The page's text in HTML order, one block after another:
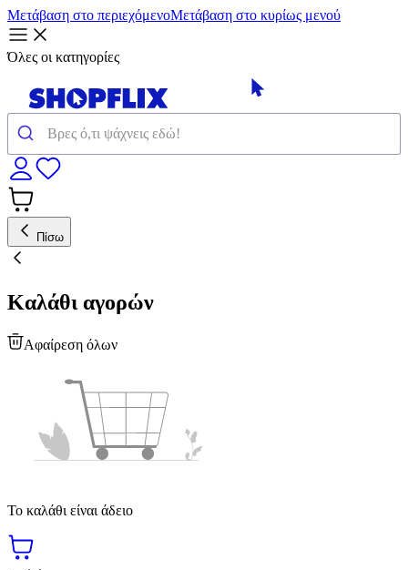
Μετάβαση στο περιεχόμενοΜετάβαση στο κυρίως μενού
Όλες οι κατηγορίες
Πίσω
Καλάθι αγορών
Αφαίρεση όλων
Το καλάθι είναι άδειο